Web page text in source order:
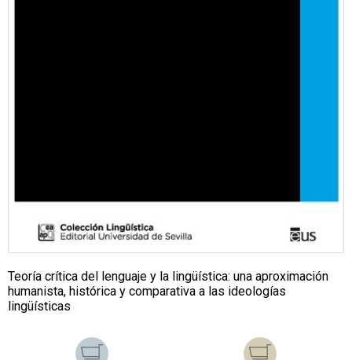
Teoría crítica del lenguaje y la lingüística: una aproximación
humanista, histórica y comparativa a las ideologías
lingüísticas